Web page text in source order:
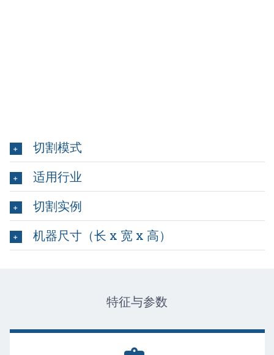
切割模式
适用行业
切割实例
机器尺寸（长 x 宽 x 高）
特征与参数